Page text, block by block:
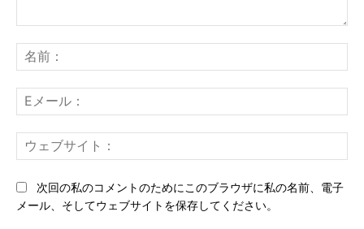
ン
ト：
前
メ
ー
ェ
次回の私のコメントのためにこのブラウザに私の名前、電子
メール、そしてウェブサイトを保存してください。